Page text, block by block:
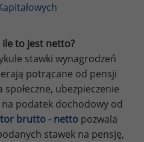
to jest netto?
stawki wynagrodzeń
potrącane od pensji
społeczne, ubezpieczenie
podatek dochodowy od
brutto - netto pozwala
stawek na pensję,